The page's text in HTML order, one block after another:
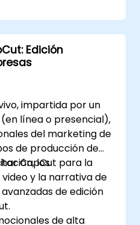
con efectos, música
para distintas
electrónico
Edición
impartida por un
línea o presencial),
del marketing de
de producción de
CapCut para la
y la narrativa de
los
de edición
de alta